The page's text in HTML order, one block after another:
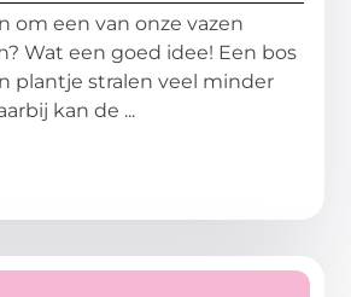
om een van onze vazen
Wat een goed idee! Een bos
plantje stralen veel minder
kan de ...